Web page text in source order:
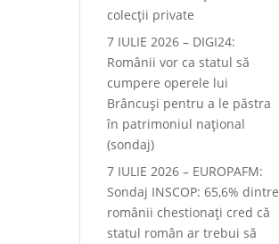
colecţii private
7 IULIE 2026 – DIGI24:
Românii vor ca statul să
cumpere operele lui
Brâncuși pentru a le păstra
în patrimoniul național
(sondaj)
7 IULIE 2026 – EUROPAFM:
Sondaj INSCOP: 65,6% dintre
românii chestionați cred că
statul român ar trebui să